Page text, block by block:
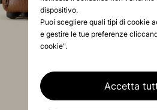
dispositivo.
Puoi scegliere quali tipi di cookie
e gestire le tue preferenze
cookie".
Accetta